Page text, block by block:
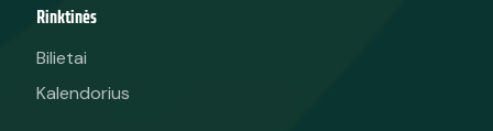
Rinktinės
Bilietai
Kalendorius